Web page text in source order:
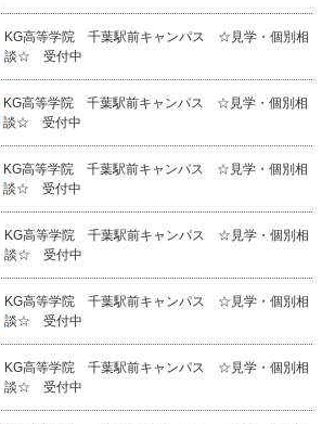
KG高等学院 千葉駅前キャンパス ☆見学・個別相
談☆ 受付中
KG高等学院 千葉駅前キャンパス ☆見学・個別相
談☆ 受付中
KG高等学院 千葉駅前キャンパス ☆見学・個別相
談☆ 受付中
KG高等学院 千葉駅前キャンパス ☆見学・個別相
談☆ 受付中
KG高等学院 千葉駅前キャンパス ☆見学・個別相
談☆ 受付中
KG高等学院 千葉駅前キャンパス ☆見学・個別相
談☆ 受付中